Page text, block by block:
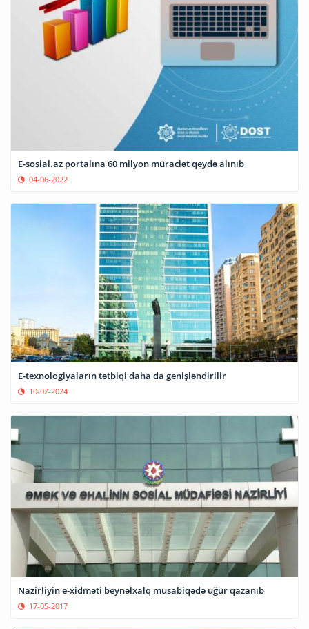
E-sosial.az portalına 60 milyon müraciət qeydə alınıb
04-06-2022
E-texnologiyaların tətbiqi daha da genişləndirilir
10-02-2024
Nazirliyin e-xidməti beynəlxalq müsabiqədə uğur qazanıb
17-05-2017